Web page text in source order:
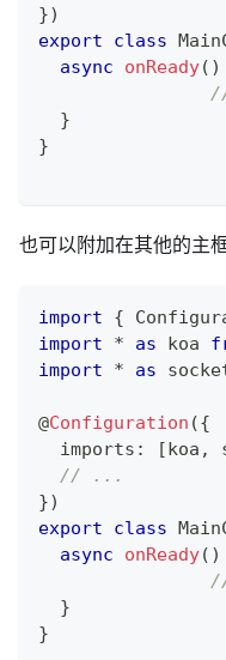
})
export
class
async
onReady( )
}
}
也可以附加在其他的主
import {
import
* as koa
import
* as
@Configuration ({
  imports
: [koa ,
// ...
})
export
class
async
onReady( )
}
}